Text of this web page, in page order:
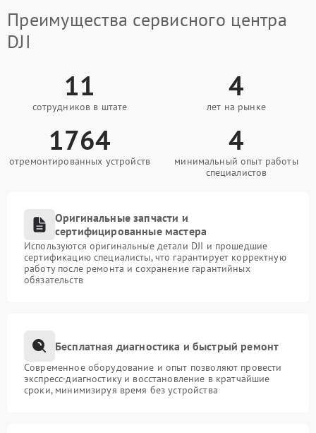
Преимущества сервисного центра
DJI
11
сотрудников в штате
4
лет на рынке
1764
отремонтированных устройств
4
минимальный опыт работы
специалистов
Оригинальные запчасти и
сертифицированные мастера
Используются оригинальные детали DJI и прошедшие
сертификацию специалисты, что гарантирует корректную
работу после ремонта и сохранение гарантийных
обязательств
Бесплатная диагностика и быстрый ремонт
Современное оборудование и опыт позволяют провести
экспресс-диагностику и восстановление в кратчайшие
сроки, минимизируя время без устройства